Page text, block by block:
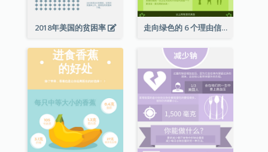
2018年美国的贫困率 走向绿色的 6 个理由信息图表